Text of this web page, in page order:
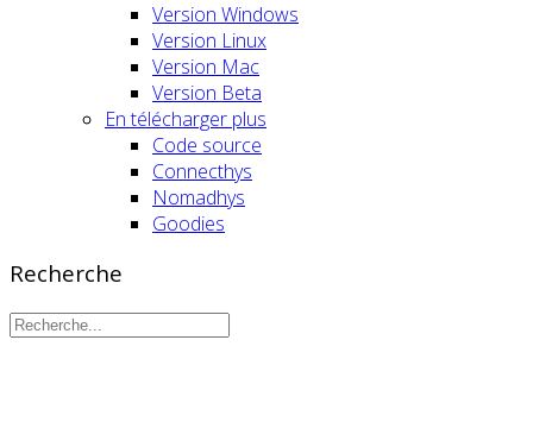
Version Windows
Version Linux
Version Mac
Version Beta
En télécharger plus
Code source
Connecthys
Nomadhys
Goodies
Recherche